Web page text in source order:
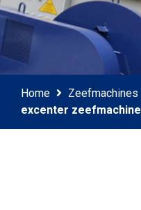
Home Zeefmachines
excenter zeefmachine